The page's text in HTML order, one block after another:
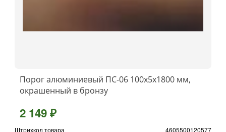
Порог алюминиевый ПС-06 100x5x1800 мм,
окрашенный в бронзу
2 149 ₽
Штрихкод товара 4605500120577